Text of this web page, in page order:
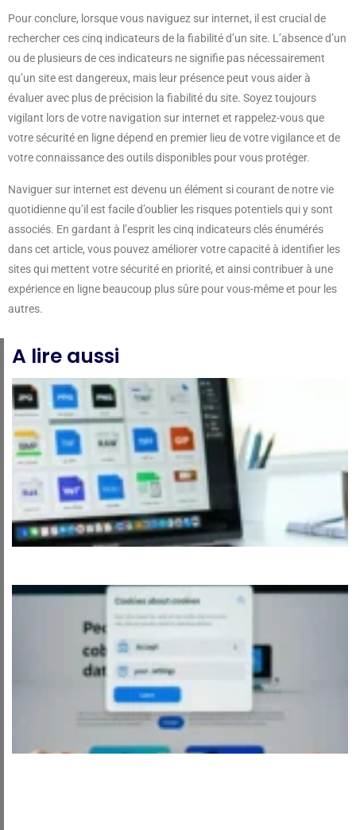
Pour conclure, lorsque vous naviguez sur internet, il est crucial de
rechercher ces cinq indicateurs de la fiabilité d’un site. L’absence d’un
ou de plusieurs de ces indicateurs ne signifie pas nécessairement
qu’un site est dangereux, mais leur présence peut vous aider à
évaluer avec plus de précision la fiabilité du site. Soyez toujours
vigilant lors de votre navigation sur internet et rappelez-vous que
votre sécurité en ligne dépend en premier lieu de votre vigilance et de
votre connaissance des outils disponibles pour vous protéger.
Naviguer sur internet est devenu un élément si courant de notre vie
quotidienne qu’il est facile d’oublier les risques potentiels qui y sont
associés. En gardant à l’esprit les cinq indicateurs clés énumérés
dans cet article, vous pouvez améliorer votre capacité à identifier les
sites qui mettent votre sécurité en priorité, et ainsi contribuer à une
expérience en ligne beaucoup plus sûre pour vous-même et pour les
autres.
A lire aussi